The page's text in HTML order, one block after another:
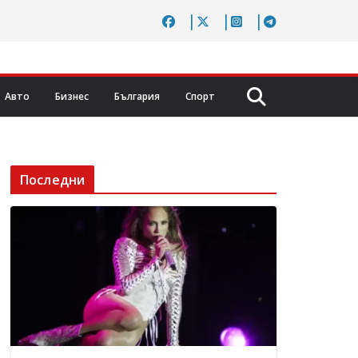
Авто Бизнес България Спорт
Последни